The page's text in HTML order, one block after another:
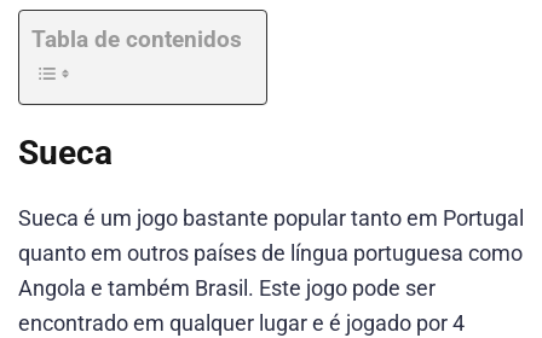
Tabla de contenidos
Sueca
Sueca é um jogo bastante popular tanto em Portugal
quanto em outros países de língua portuguesa como
Angola e também Brasil. Este jogo pode ser
encontrado em qualquer lugar e é jogado por 4